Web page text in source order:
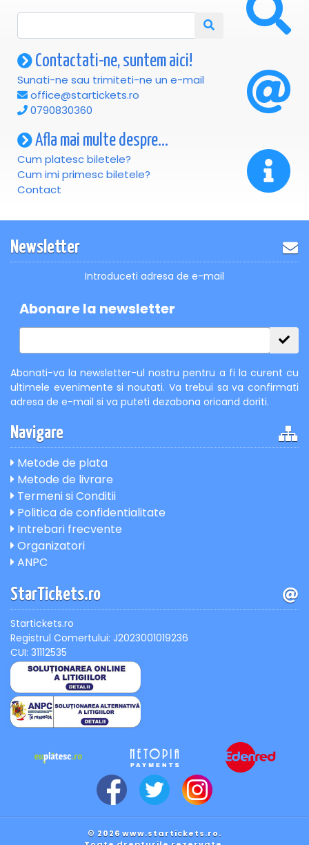
Contactati-ne, suntem aici!
Sunati-ne sau trimiteti-ne un e-mail
office@startickets.ro
0790830360
Afla mai multe despre...
Cum platesc biletele?
Cum imi primesc biletele?
Contact
Newsletter
Introduceti adresa de e-mail
Abonare la newsletter
Abonati-va la newsletter-ul nostru pentru a fi la curent cu
ultimele evenimente si noutati. Va trebui sa va confirmati
adresa de e-mail si va puteti dezabona oricand doriti.
Navigare
Metode de plata
Metode de livrare
Termeni si Conditii
Politica de confidentialitate
Intrebari frecvente
Organizatori
ANPC
StarTickets.ro
Startickets.ro
Registrul Comertului: J2023001019236
CUI: 31112535
© 2026 www.startickets.ro.